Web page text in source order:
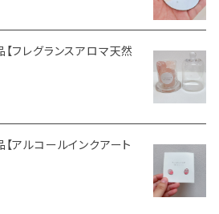
フレグランスアロマ天然
アルコールインクアート